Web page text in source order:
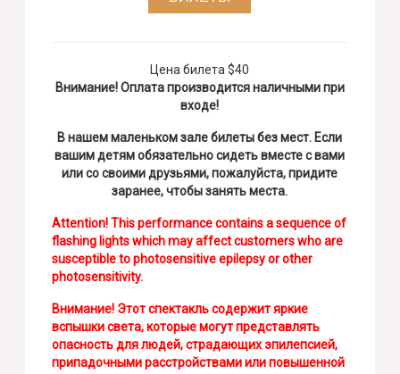
Цена билета $40
Внимание! Оплата производится наличными при
входе!
В нашем маленьком зале билеты без мест. Если
вашим детям обязательно сидеть вместе с вами
или со своими друзьями, пожалуйста, придите
заранее, чтобы занять места.
Attention! This performance contains a sequence of
flashing lights which may affect customers who are
susceptible to photosensitive epilepsy or other
photosensitivity.
Внимание! Этот спектакль содержит яркие
вспышки света, которые могут представлять
опасность для людей, страдающих эпилепсией,
припадочными расстройствами или повышенной